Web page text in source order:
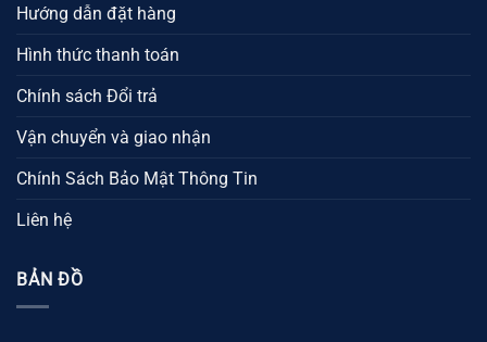
Hướng dẫn đặt hàng
Hình thức thanh toán
Chính sách Đổi trả
Vận chuyển và giao nhận
Chính Sách Bảo Mật Thông Tin
Liên hệ
BẢN ĐỒ